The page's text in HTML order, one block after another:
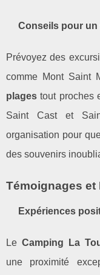
Conseils pour un
Prévoyez des
comme Mont Saint
plages tout proches
Saint Cast et
organisation pour
des souvenirs
Témoignages et
Expériences
LeCamping La
une proximité